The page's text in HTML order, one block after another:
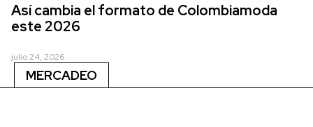
Así cambia el formato de Colombiamoda
este 2026
julio 24, 2026
MERCADEO